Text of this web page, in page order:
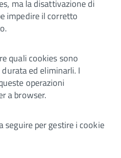
ma la disattivazione di
impedire il corretto
quali cookies sono
ed eliminarli. I
operazioni
a browser.
seguire per gestire i cookie